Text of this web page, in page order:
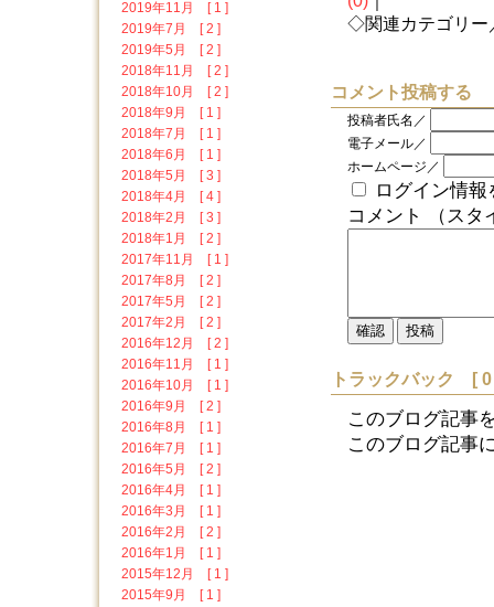
2019年11月 [ 1 ]
2019年7月 [ 2 ]
2019年5月 [ 2 ]
2018年11月 [ 2 ]
2018年10月 [ 2 ]
2018年9月 [ 1 ]
2018年7月 [ 1 ]
2018年6月 [ 1 ]
2018年5月 [ 3 ]
2018年4月 [ 4 ]
2018年2月 [ 3 ]
2018年1月 [ 2 ]
2017年11月 [ 1 ]
2017年8月 [ 2 ]
2017年5月 [ 2 ]
2017年2月 [ 2 ]
2016年12月 [ 2 ]
2016年11月 [ 1 ]
2016年10月 [ 1 ]
2016年9月 [ 2 ]
2016年8月 [ 1 ]
2016年7月 [ 1 ]
2016年5月 [ 2 ]
2016年4月 [ 1 ]
2016年3月 [ 1 ]
2016年2月 [ 2 ]
2016年1月 [ 1 ]
2015年12月 [ 1 ]
2015年9月 [ 1 ]
◇関連カテゴリー
コメント投稿する
投稿者氏名／
電子メール／
ホームページ／
ログイン情報
コメント （スタ
トラックバック [
このブログ記事
このブログ記事